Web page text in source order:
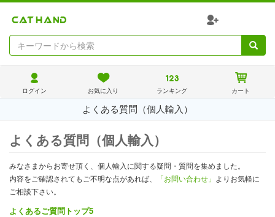
ログイン お気に入り ランキング カート
よくある質問（個人輸入）
よくある質問（個人輸入）
みなさまからお寄せ頂く、個人輸入に関する疑問・質問を集めました。
内容をご確認されてもご不明な点があれば、
「お問い合わせ」 よりお気軽に
ご相談下さい。
よくあるご質問トップ5